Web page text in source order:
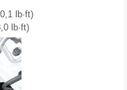
lb·ft)
lb·ft)